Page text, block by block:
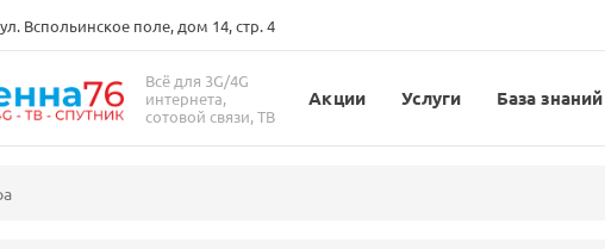
Вспольинское поле, дом 14, стр. 4
Всё для 3G/4G
интернета,
сотовой связи, ТВ
Акции Услуги База знаний